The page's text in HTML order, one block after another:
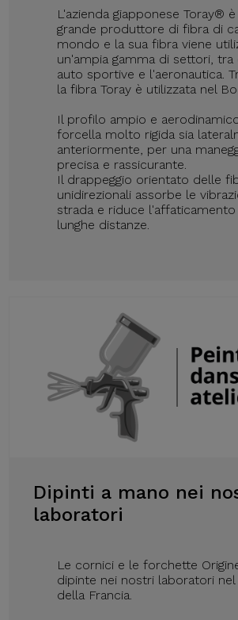
L'azienda giapponese Toray®
grande produttore di fibra di
mondo e la sua fibra viene
un'ampia gamma di settori, tra
auto sportive e l'aeronautica.
la fibra Toray è utilizzata nel
Il profilo ampio e
forcella molto rigida sia
anteriormente, per una
precisa e rassicurante.
Il drappeggio orientato delle
unidirezionali assorbe le
strada e riduce l'affaticamento
lunghe distanze.
Dipinti a mano nei
laboratori
Le cornici e le forchette
dipinte nei nostri laboratori
della Francia.